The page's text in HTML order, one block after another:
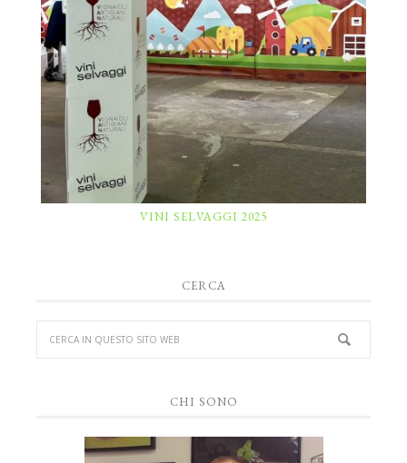
VINI SELVAGGI 2025
CERCA
CHI SONO